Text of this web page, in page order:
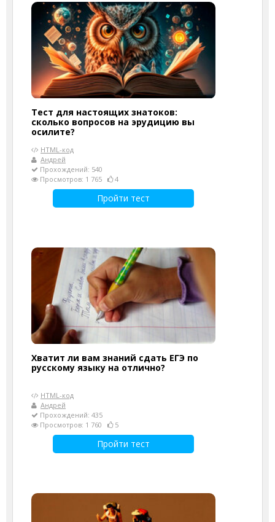
Тест для настоящих знатоков:
сколько вопросов на эрудицию вы
осилите?
HTML-код
Андрей
Прохождений: 540
Просмотров: 1 765
4
Пройти тест
Хватит ли вам знаний сдать ЕГЭ по
русскому языку на отлично?
HTML-код
Андрей
Прохождений: 435
Просмотров: 1 760
5
Пройти тест